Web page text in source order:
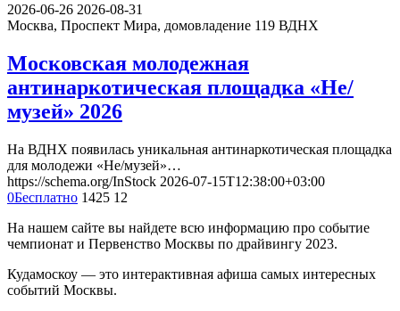
2026-06-26 2026-08-31
Москва, Проспект Мира, домовладение 119 ВДНХ
Московская молодежная
антинаркотическая площадка «Не/
музей» 2026
На ВДНХ появилась уникальная антинаркотическая площадка
для молодежи «Не/музей»…
https://schema.org/InStock 2026-07-15T12:38:00+03:00
0Бесплатно 1425 12
На нашем сайте вы найдете всю информацию про событие
чемпионат и Первенство Москвы по драйвингу 2023.
Кудамоскоу — это интерактивная афиша самых интересных
событий Москвы.